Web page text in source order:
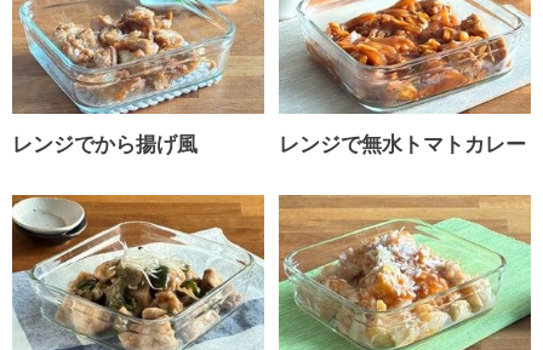
レンジでから揚げ風 レンジで無水トマトカレー